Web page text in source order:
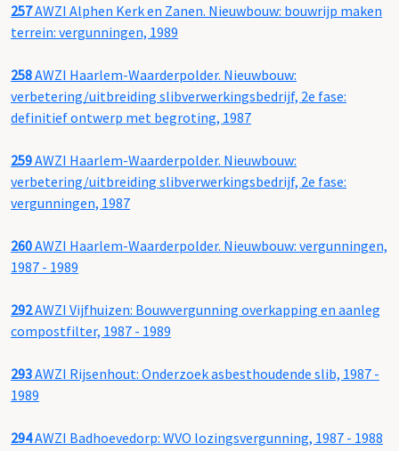
257AWZI Alphen Kerk en Zanen. Nieuwbouw: bouwrijp maken
terrein: vergunningen, 1989
258AWZI Haarlem-Waarderpolder. Nieuwbouw:
verbetering/uitbreiding slibverwerkingsbedrijf, 2e fase:
definitief ontwerp met begroting, 1987
259AWZI Haarlem-Waarderpolder. Nieuwbouw:
verbetering/uitbreiding slibverwerkingsbedrijf, 2e fase:
vergunningen, 1987
260AWZI Haarlem-Waarderpolder. Nieuwbouw: vergunningen,
1987 - 1989
292AWZI Vijfhuizen: Bouwvergunning overkapping en aanleg
compostfilter, 1987 - 1989
293AWZI Rijsenhout: Onderzoek asbesthoudende slib, 1987 -
1989
294AWZI Badhoevedorp: WVO lozingsvergunning, 1987 - 1988